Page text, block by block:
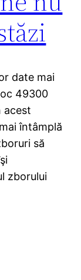
date mai
49300
acest
întâmplă
să
zborului